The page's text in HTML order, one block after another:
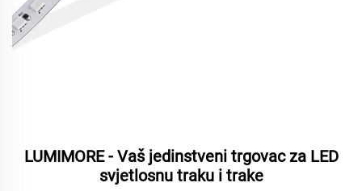
LUMIMORE - Vaš jedinstveni trgovac za LED
svjetlosnu traku i trake